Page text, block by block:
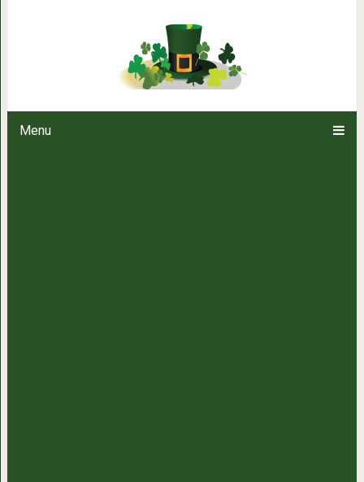
Menu
Как выглядят дети актеров с